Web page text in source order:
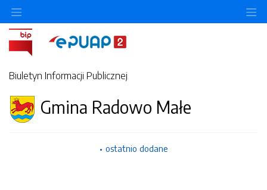
Biuletyn Informacji Publicznej
Gmina Radowo Małe
ostatnio dodane